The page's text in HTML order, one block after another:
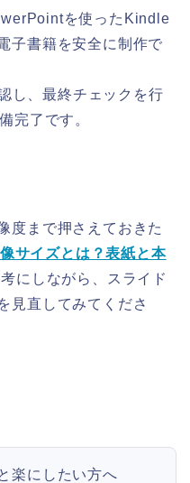
を使ったKindle
子書籍を安全に制作で
し、最終チェックを行
完了です。
度まで押さえておきた
サイズとは？表紙と本
にしながら、スライド
見直してみてくださ
楽にしたい方へ